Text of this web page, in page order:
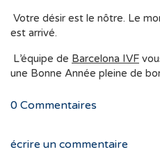
Votre désir est le nôtre. Le
est arrivé.
L’équipe de Barcelona IVF
une Bonne Année pleine de
0 Commentaires
écrire un commentaire